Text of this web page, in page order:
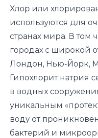
Хлор или
используются для
странах мира. В том
городах с широкой
Лондон, Нью-Йорк,
Гипохлорит натрия
в водных
уникальным
воду от
бактерий и